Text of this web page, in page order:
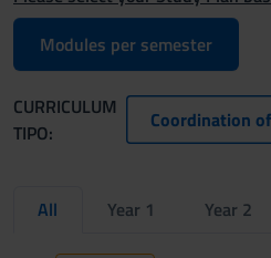
Modules per semester
CURRICULUM
TIPO:
Coordination
All Year 1 Year 2